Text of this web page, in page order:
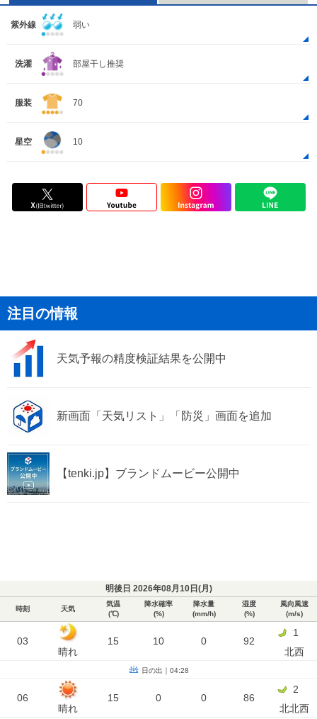
紫外線 弱い
洗濯 部屋干し推奨
服装 70
星空 10
注目の情報
天気予報の精度検証結果を公開中
新画面「天気リスト」「防災」画面を追加
【tenki.jp】ブランドムービー公開中
明後日 2026年08月10日(月 )
時刻 天気
気温
(℃)
降水確率
(%)
降水量
(mm/h)
湿度
(%)
風向風速
(m/s)
03
晴れ
15 10 0 92
1
北西
日の出｜04:28
06
晴れ
15 0 0 86
2
北北西